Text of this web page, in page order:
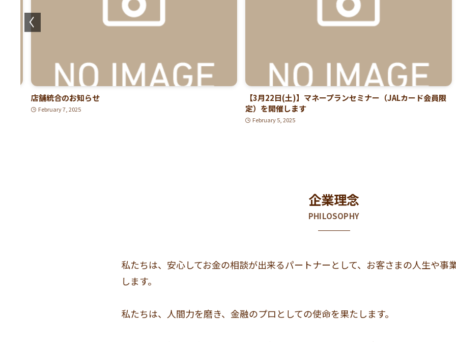
店舗統合のお知らせ
February 7, 2025
【3月22日(土)】マネープランセミナー（JALカード会員限
定）を開催します
February 5, 2025
企業理念
PHILOSOPHY
私たちは、安心してお金の相談が出来るパートナーとして、お客さまの人生や事
します。
私たちは、人間力を磨き、金融のプロとしての使命を果たします。